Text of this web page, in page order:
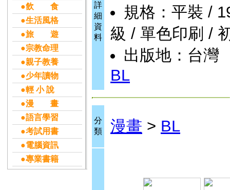
●飲 食
●生活風格
●旅 遊
●宗教命理
●親子教養
●少年讀物
●輕 小 說
●漫 畫
●語言學習
●考試用書
●電腦資訊
●專業書籍
詳
細
資
料
規格：平裝 /
級 / 單色印刷 /
出版地：台灣
BL
分
類
漫畫 > BL